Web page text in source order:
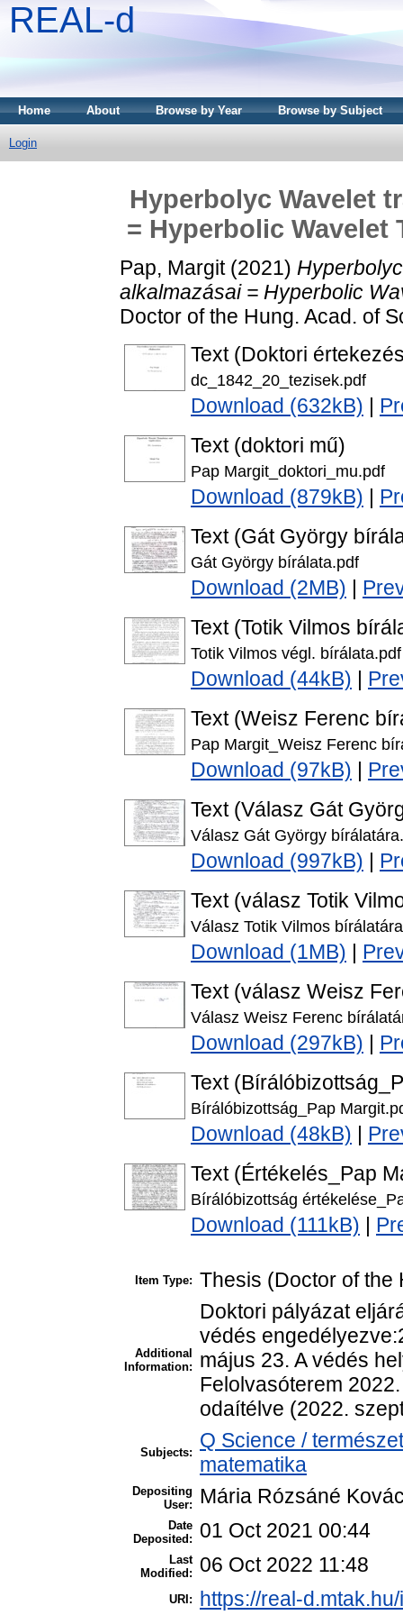
REAL-d
Home About Browse by Year Browse by Subject
Login
Hyperbolyc Wavelet
= Hyperbolic
Pap, Margit(2021)
alkalmazásai = Hyperbolic
Doctor of the Hung. Acad. of
Text (Doktori
dc_1842_20_tezisek.pdf
Download (632kB)
Text (doktori mű)
Pap Margit_doktori_mu.pdf
Download (879kB)
Text (Gát György
Gát György bírálata.pdf
Download (2MB)
Text (Totik Vilmos
Totik Vilmos végl. bírálata.pdf
Download (44kB)
Text (Weisz Ferenc
Pap Margit_Weisz Ferenc
Download (97kB)
Text (Válasz Gát
Válasz Gát György
Download (997kB)
Text (válasz Totik
Válasz Totik Vilmos
Download (1MB)
Text (válasz Weisz
Válasz Weisz Ferenc
Download (297kB)
Text
Bírálóbizottság_Pap
Download (48kB)
Text (Értékelés_Pap
Bírálóbizottság
Download (111kB)
Item Type: Thesis (Doctor of the
Additional
Information:
Doktori pályázat
védés
május 23. A védés
Felolvasóterem
odaítélve (2022.
Subjects:
Q Science /
matematika
Depositing
User:
Mária Rózsáné
Date
Deposited:
01 Oct 2021 00:44
Last
Modified:
06 Oct 2022 11:48
URI: https://real-